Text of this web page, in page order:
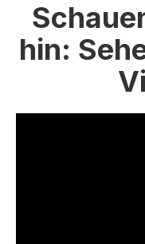
hin: